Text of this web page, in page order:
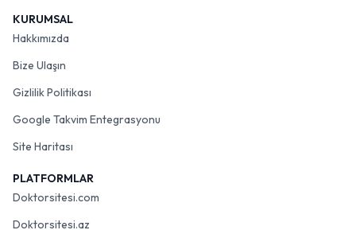
KURUMSAL
Hakkımızda
Bize Ulaşın
Gizlilik Politikası
Google Takvim Entegrasyonu
Site Haritası
PLATFORMLAR
Doktorsitesi.com
Doktorsitesi.az